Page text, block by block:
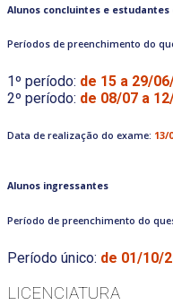
Alunos concluintes e estudantes
Períodos de preenchimento do
1º período: de 15 a 29/
2º período: de 08/07 a
Data de realização do exame: 13/
Alunos ingressantes
Período de preenchimento do
Período único: de 01/10/
LICENCIATURA